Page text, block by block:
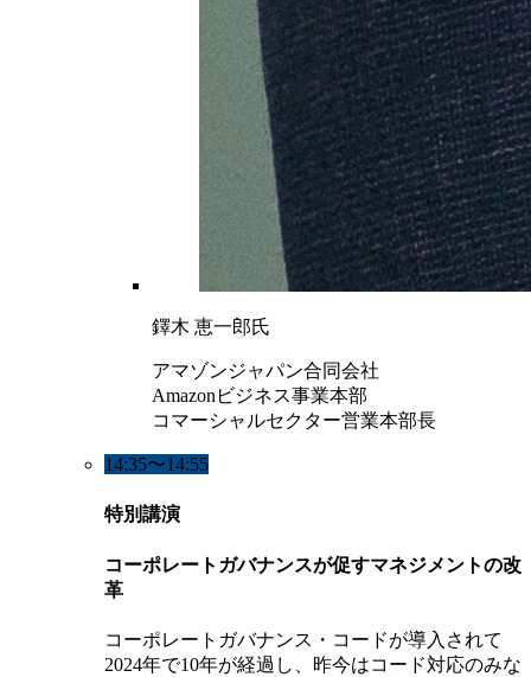
鐸木 恵一郎氏
アマゾンジャパン合同会社
Amazonビジネス事業本部
コマーシャルセクター営業本部長
14:35〜14:55
特別講演
コーポレートガバナンスが促すマネジメントの改
革
コーポレートガバナンス・コードが導入されて
2024年で10年が経過し、昨今はコード対応のみな